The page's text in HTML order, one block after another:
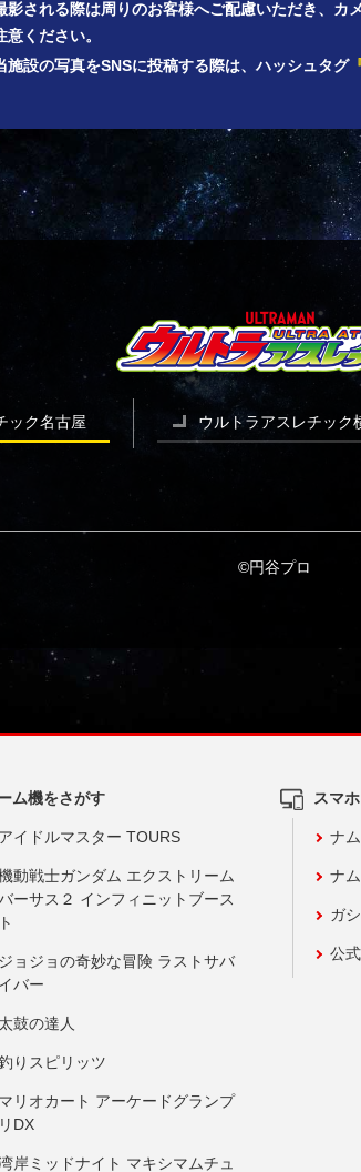
影される際は周りのお客様へご配慮いただき、カ
意ください。
施設の写真をSNSに投稿する際は、ハッシュタグ
ック名古屋 ウルトラアスレチック
©円谷プロ
ム機をさがす
アイドルマスター TOURS
動戦士ガンダム エクストリーム
ーサス２ インフィニットブース
ト
ジョジョの奇妙な冒険 ラストサバ
イバー
太鼓の達人
りスピリッツ
マリオカート アーケードグランプ
リDX
岸ミッドナイト マキシマムチュ
スマ
ナ
ナ
ガ
公